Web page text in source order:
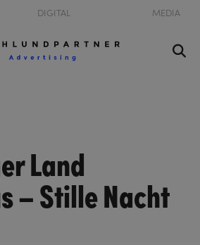
DIGITAL MEDIA
Land
– Stille Nacht